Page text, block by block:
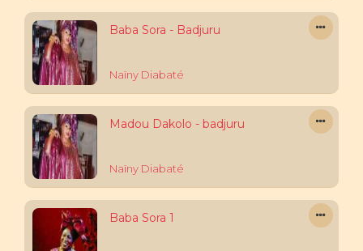
Baba Sora - Badjuru
Naïny Diabaté
Madou Dakolo - badjuru
Naïny Diabaté
Baba Sora 1